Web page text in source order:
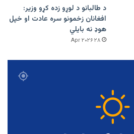
د طالبانو د لوړو زده کړو وزیر:
افغانان زخمونو سره عادت او خپل
هوډ نه بایلي
۲۸ Apr ۲۰۲۶